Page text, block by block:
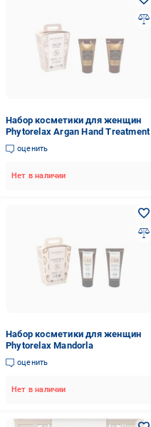
Набор косметики для женщин
Phytorelax Argan Hand Treatment
оценить
Нет в наличии
Набор косметики для женщин
Phytorelax Mandorla
оценить
Нет в наличии